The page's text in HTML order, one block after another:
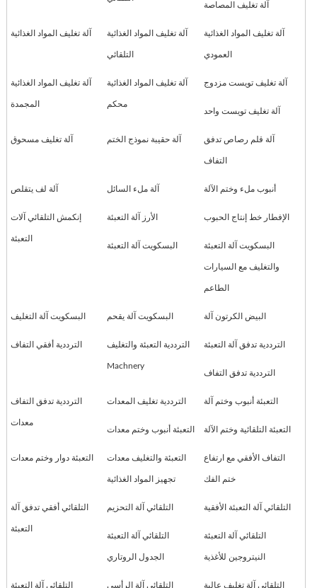
آلة تغليف المصاصة
آلة تغليف المواد الغذائية آلة تغليف المواد الغذائية
التلقائي
آلة تغليف المواد الغذائية
العمودي
آلة تغليف المواد الغذائية
المجمدة
آلة تغليف المواد الغذائية
محكم
آلة تغليف تويست مزدوج
آلة تغليف تويست واحد
آلة تغليف مسحوق آلة حقيبة نموذج الختم آلة قلم رصاص تدفق
التفاف
آلة لف يتقلص آلة ملء السائل أنبوب ملء وختم الآلة
إنكمش التلقائي آلات
التعبئة
الأرز آلة التعبئة الإفطار خط إنتاج الحبوب
البسكويت آلة التعبئة البسكويت آلة التعبئة
والتغليف مع السيارات
الطاعم
البسكويت آلة التغليف البسكويت آلة يقحم البيض الكرتون آلة
الترددية أفقي التفاف الترددية التعبئة والتغليف
Machnery
الترددية تدفق آلة التعبئة
الترددية تدفق التفاف
الترددية تدفق التفاف
معدات
الترددية تغليف المعدات التعبئة أنبوب وختم آلة
التعبئة أنبوب وختم معدات التعبئة التلقائية وختم الآلة
التعبئة دوار وختم معدات التعبئة والتغليف معدات
تجهيز المواد الغذائية
التفاف الأفقي مع ارتفاع
ختم الفك
التلقائي أفقي تدفق آلة
التعبئة
التلقائي آلة التحزيم التلقائي آلة التعبئة الأفقية
التلقائي آلة التعبئة
الجدول الروتاري
التلقائي آلة التعبئة
النيتروجين للأغذية
التلقائي آلة التعبئة التلقائي آلة الرأسي التلقائي آلة تغليف عالية